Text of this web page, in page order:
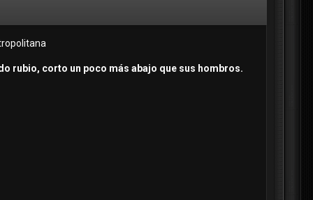
rubio, corto un poco más abajo que sus hombros.